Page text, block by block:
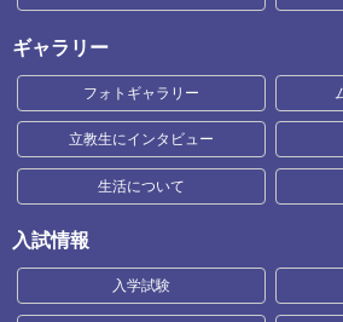
ギャラリー
フォトギャラリー
立教生にインタビュー
生活について
入試情報
入学試験